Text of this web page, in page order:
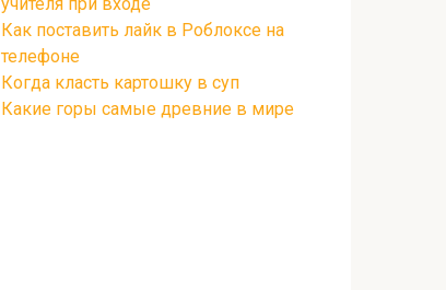
Как поставить лайк в Роблоксе на
телефоне
Когда класть картошку в суп
Какие горы самые древние в мире